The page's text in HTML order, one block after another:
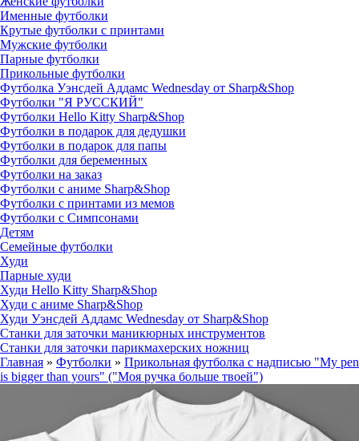
Именные футболки
Крутые футболки с принтами
Мужские футболки
Парные футболки
Прикольные футболки
Футболка Уэнсдей Аддамс Wednesday от Sharp&Shop
Футболки "Я РУССКИЙ"
Футболки Hello Kitty Sharp&Shop
Футболки в подарок для дедушки
Футболки в подарок для папы
Футболки для беременных
Футболки на заказ
Футболки с аниме Sharp&Shop
Футболки с принтами из мемов
Футболки с Симпсонами
Детям
Семейные футболки
Худи
Парные худи
Худи Hello Kitty Sharp&Shop
Худи с аниме Sharp&Shop
Худи Уэнсдей Аддамс Wednesday от Sharp&Shop
Станки для заточки маникюрных инструментов
Станки для заточки парикмахерских ножниц
Главная » Футболки » Прикольная футболка с надписью "My pen
is bigger than yours" ("Моя ручка больше твоей")